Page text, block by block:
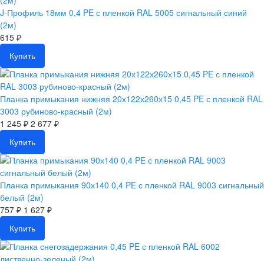
J-Профиль 18мм 0,4 PE с пленкой RAL 5005 сигнальный синий
(2м)
615 ₽
Купить
Планка примыкания нижняя 20х122х260х15 0,45 PE с пленкой RAL
3003 рубиново-красный (2м)
1 245 ₽ 2 677 ₽
Купить
Планка примыкания 90х140 0,4 PE с пленкой RAL 9003 сигнальный
белый (2м)
757 ₽ 1 627 ₽
Купить